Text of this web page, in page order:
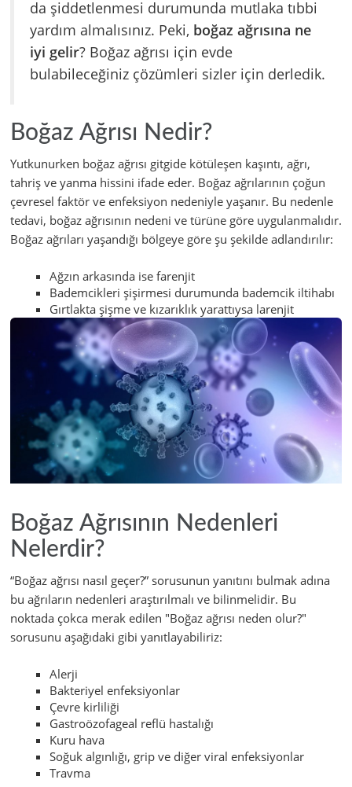
da şiddetlenmesi durumunda mutlaka tıbbi
yardım almalısınız. Peki, boğaz ağrısına ne
iyi gelir? Boğaz ağrısı için evde
bulabileceğiniz çözümleri sizler için derledik.
Boğaz Ağrısı Nedir?
Yutkunurken boğaz ağrısı gitgide kötüleşen kaşıntı, ağrı,
tahriş ve yanma hissini ifade eder. Boğaz ağrılarının çoğun
çevresel faktör ve enfeksiyon nedeniyle yaşanır. Bu nedenle
tedavi, boğaz ağrısının nedeni ve türüne göre uygulanmalıdır.
Boğaz ağrıları yaşandığı bölgeye göre şu şekilde adlandırılır:
Ağzın arkasında ise farenjit
Bademcikleri şişirmesi durumunda bademcik iltihabı
Gırtlakta şişme ve kızarıklık yarattıysa larenjit
Boğaz Ağrısının Nedenleri
Nelerdir?
“Boğaz ağrısı nasıl geçer?” sorusunun yanıtını bulmak adına
bu ağrıların nedenleri araştırılmalı ve bilinmelidir. Bu
noktada çokca merak edilen "Boğaz ağrısı neden olur?"
sorusunu aşağıdaki gibi yanıtlayabiliriz:
Alerji
Bakteriyel enfeksiyonlar
Çevre kirliliği
Gastroözofageal reflü hastalığı
Kuru hava
Soğuk algınlığı, grip ve diğer viral enfeksiyonlar
Travma